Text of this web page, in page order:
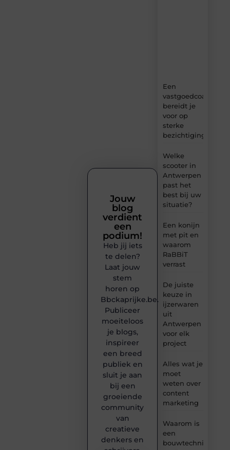
Een
vastgoedcoach
bereidt je
voor op
sterke
bezichtigingen
Welke
scooter in
Antwerpen
past het
best bij uw
situatie?
Een konijn
met pit en
waarom
RaBBiT
verrast
De juiste
keuze in
ijzerwaren
uit
Antwerpen
voor elk
project
Alles wat je
moet
weten over
content
marketing
Waarom is
een
bouwtechnische
Jouw
blog
verdient
een
podium!
Heb jij iets
te delen?
Laat jouw
stem
horen op
Bbckaprijke.be.
Publiceer
moeiteloos
je blogs,
inspireer
een breed
publiek en
sluit je aan
bij een
groeiende
community
van
creatieve
denkers en